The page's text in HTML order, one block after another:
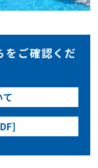
をご確認くだ